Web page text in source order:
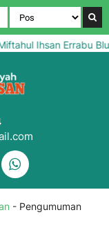
Ihsan Errabu Bluto
- Pengumuman